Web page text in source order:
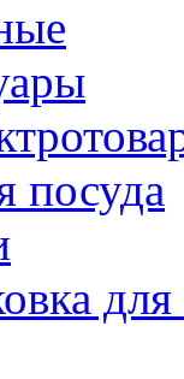
посуда